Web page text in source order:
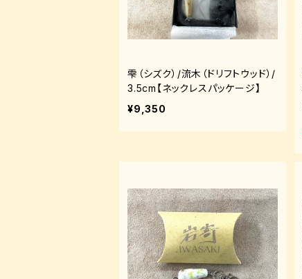
雫（シズク）/流木（ドリフトウッド）/
3.5cm【ネックレスパッケージ】
¥9,350